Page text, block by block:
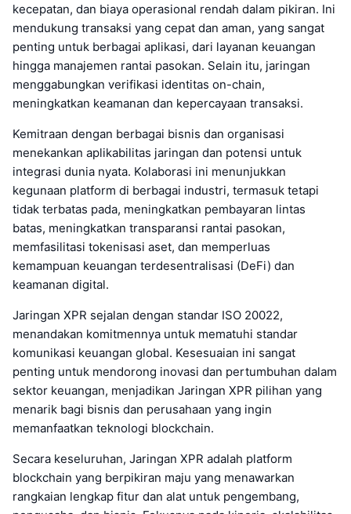
kecepatan, dan biaya operasional rendah dalam pikiran. Ini
mendukung transaksi yang cepat dan aman, yang sangat
penting untuk berbagai aplikasi, dari layanan keuangan
hingga manajemen rantai pasokan. Selain itu, jaringan
menggabungkan verifikasi identitas on-chain,
meningkatkan keamanan dan kepercayaan transaksi.
Kemitraan dengan berbagai bisnis dan organisasi
menekankan aplikabilitas jaringan dan potensi untuk
integrasi dunia nyata. Kolaborasi ini menunjukkan
kegunaan platform di berbagai industri, termasuk tetapi
tidak terbatas pada, meningkatkan pembayaran lintas
batas, meningkatkan transparansi rantai pasokan,
memfasilitasi tokenisasi aset, dan memperluas
kemampuan keuangan terdesentralisasi (DeFi) dan
keamanan digital.
Jaringan XPR sejalan dengan standar ISO 20022,
menandakan komitmennya untuk mematuhi standar
komunikasi keuangan global. Kesesuaian ini sangat
penting untuk mendorong inovasi dan pertumbuhan dalam
sektor keuangan, menjadikan Jaringan XPR pilihan yang
menarik bagi bisnis dan perusahaan yang ingin
memanfaatkan teknologi blockchain.
Secara keseluruhan, Jaringan XPR adalah platform
blockchain yang berpikiran maju yang menawarkan
rangkaian lengkap fitur dan alat untuk pengembang,